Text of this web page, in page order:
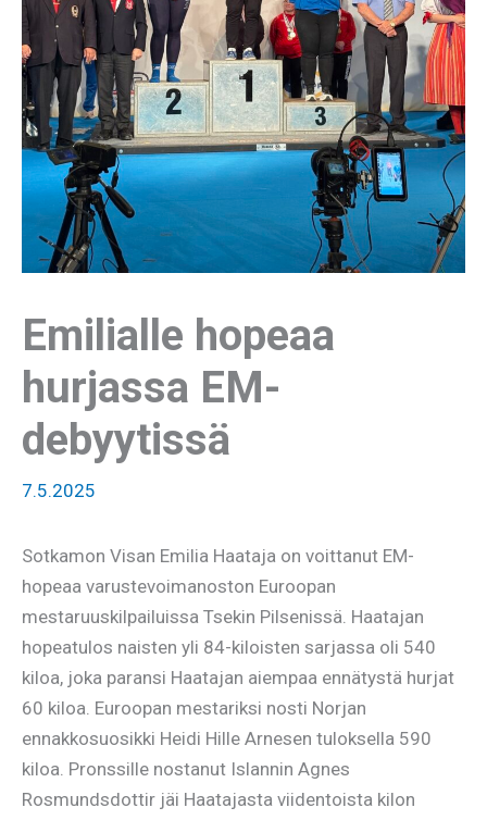
Emilialle hopeaa
hurjassa EM-
debyytissä
7.5.2025
Sotkamon Visan Emilia Haataja on voittanut EM-
hopeaa varustevoimanoston Euroopan
mestaruuskilpailuissa Tsekin Pilsenissä. Haatajan
hopeatulos naisten yli 84-kiloisten sarjassa oli 540
kiloa, joka paransi Haatajan aiempaa ennätystä hurjat
60 kiloa. Euroopan mestariksi nosti Norjan
ennakkosuosikki Heidi Hille Arnesen tuloksella 590
kiloa. Pronssille nostanut Islannin Agnes
Rosmundsdottir jäi Haatajasta viidentoista kilon